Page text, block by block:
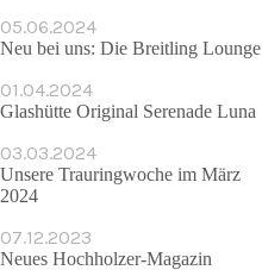
05.06.2024
Neu bei uns: Die Breitling Lounge
01.04.2024
Glashütte Original Serenade Luna
03.03.2024
Unsere Trauringwoche im März
2024
07.12.2023
Neues Hochholzer-Magazin